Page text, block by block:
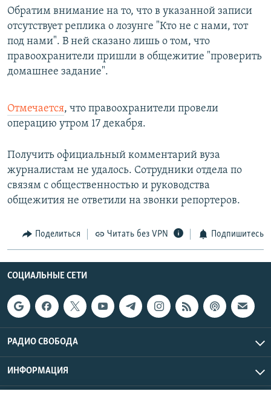
Обратим внимание на то, что в указанной записи
отсутствует реплика о лозунге "Кто не с нами, тот
под нами". В ней сказано лишь о том, что
правоохранители пришли в общежитие "проверить
домашнее задание".
Отмечается, что правоохранители провели
операцию утром 17 декабря.
Получить официальный комментарий вуза
журналистам не удалось. Сотрудники отдела по
связям с общественностью и руководства
общежития не ответили на звонки репортеров.
Поделиться Читать без VPN Подпишитесь
СОЦИАЛЬНЫЕ СЕТИ
РАДИО СВОБОДА
ИНФОРМАЦИЯ